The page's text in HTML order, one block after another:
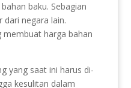
baku. Sebagian
dari negara lain.
membuat harga bahan
yang saat ini harus di-
kesulitan dalam